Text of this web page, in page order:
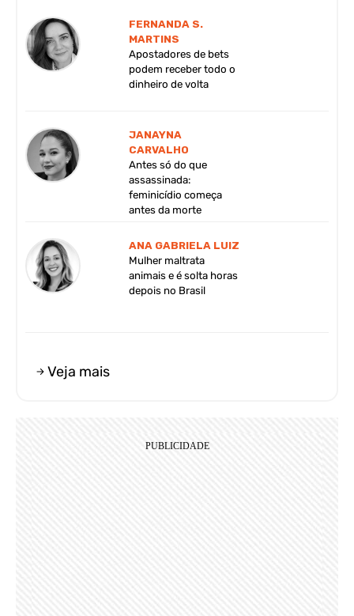
FERNANDA S.
MARTINS
Apostadores de bets
podem receber todo o
dinheiro de volta
JANAYNA
CARVALHO
Antes só do que
assassinada:
feminicídio começa
antes da morte
ANA GABRIELA LUIZ
Mulher maltrata
animais e é solta horas
depois no Brasil
Veja mais